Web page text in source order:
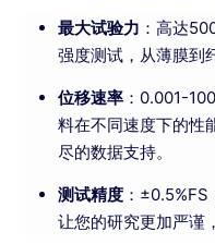
最大试验力 ：高达
强度测试，从薄膜到
位移速率 ：0.001-
料在不同速度下的性
尽的数据支持。
测试精度 ：
让您的研究更加严谨